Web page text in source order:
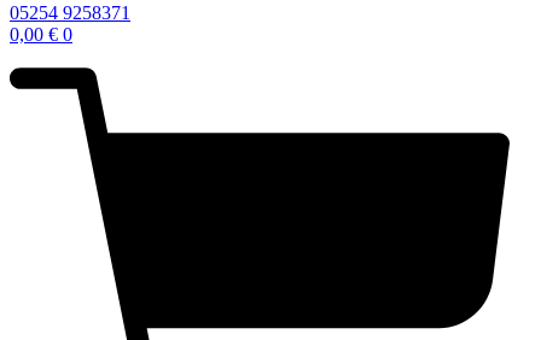
05254 9258371
0,00 € 0